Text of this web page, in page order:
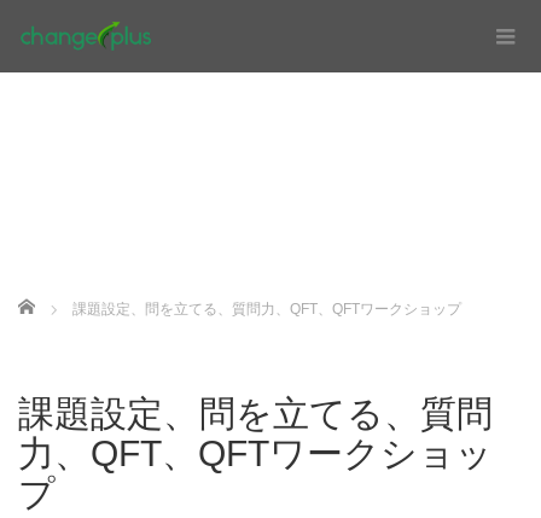
Home 課題設定、問を立てる、質問力、QFT、QFTワークショップ
課題設定、問を立てる、質問
力、QFT、QFTワークショッ
プ